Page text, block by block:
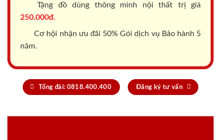
Tặng đồ dùng thông minh nội thất trị giá
250.000đ.
Cơ hội nhận ưu đãi 50% Gói dịch vụ Bảo hành 5
năm.
Tổng đài: 0818.400.400 Đăng ký tư vấn